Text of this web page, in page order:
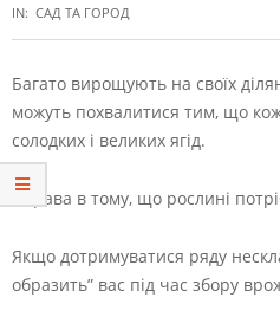
IN: САД ТА ГОРОД
Багато вирощують на своїх
можуть похвалитися тим, що
солодких і великих ягід.
Справа в тому, що рослині
Якщо дотримуватися ряду
образить” вас під час збору